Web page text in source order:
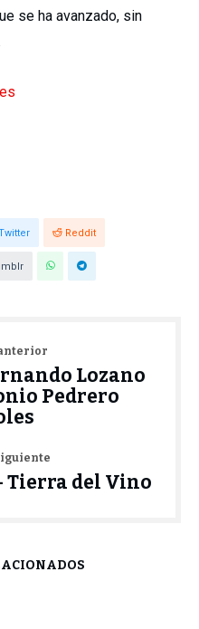
se ha avanzado, sin
Reddit
Lozano
Pedrero
Tierra del Vino